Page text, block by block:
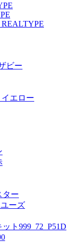
ビー
エロー
ター
ーズ
ト999_72_P51D